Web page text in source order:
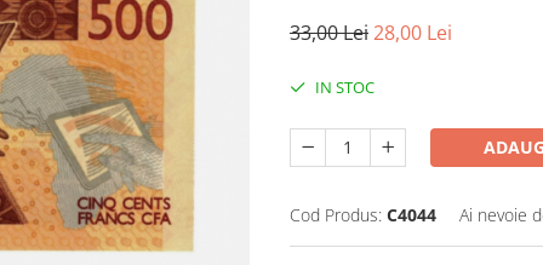
33,00 Lei28,00 Lei
IN STOC
Cod Produs: C4044 Ai nevoie